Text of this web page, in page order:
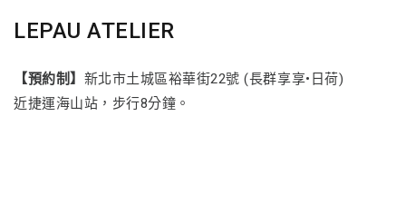
LEPAU ATELIER
【預約制】 新北市土城區裕華街22號 (長群享享•日荷)
近捷運海山站，步行8分鐘。